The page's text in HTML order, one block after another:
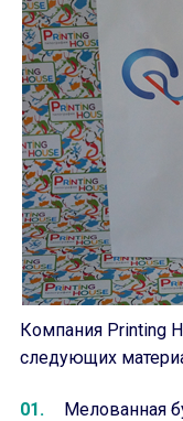
Компания Printing
следующих
Мелованная